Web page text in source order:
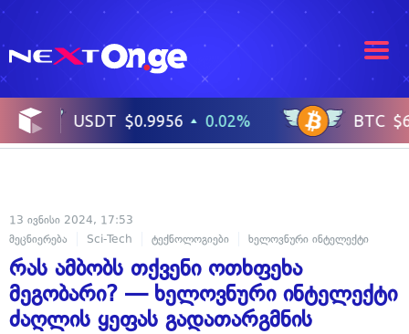
13 ივნისი 2024, 17:53
მეცნიერება
Sci-Tech ტექნოლოგიები ხელოვნური ინტელექტი
რას ამბობს თქვენი ოთხფეხა
მეგობარი? — ხელოვნური ინტელექტი
ძაღლის ყეფას გადათარგმნის